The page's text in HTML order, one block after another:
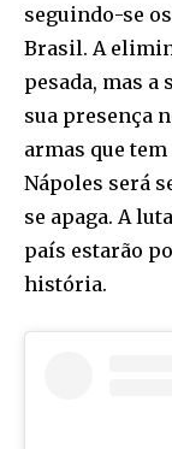
seguindo-se
Brasil. A
pesada, mas a
sua presença
armas que
Nápoles será
se apaga. A
país estarão
história.